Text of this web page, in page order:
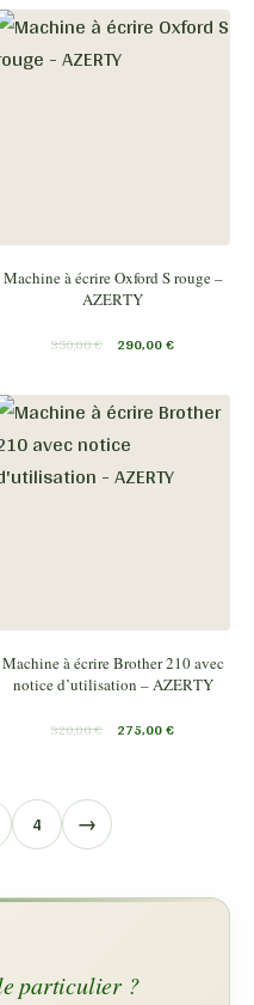
Machine à écrire Oxford S rouge –
AZERTY
350,00€ 290,00€
Machine à écrire Brother 210 avec
notice d’utilisation – AZERTY
320,00€ 275,00€
4 →
particulier ?